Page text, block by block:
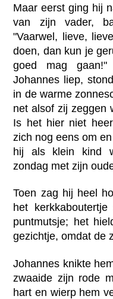
Maar eerst ging hij
van zijn vader,
"Vaarwel, lieve,
doen, dan kun je
goed mag
Johannes liep,
in de warme
net alsof zij zeggen
Is het hier niet
zich nog eens om
hij als klein kind
zondag met zijn
Toen zag hij heel
het
puntmutsje; het
gezichtje, omdat de
Johannes knikte
zwaaide zijn rode
hart en wierp hem